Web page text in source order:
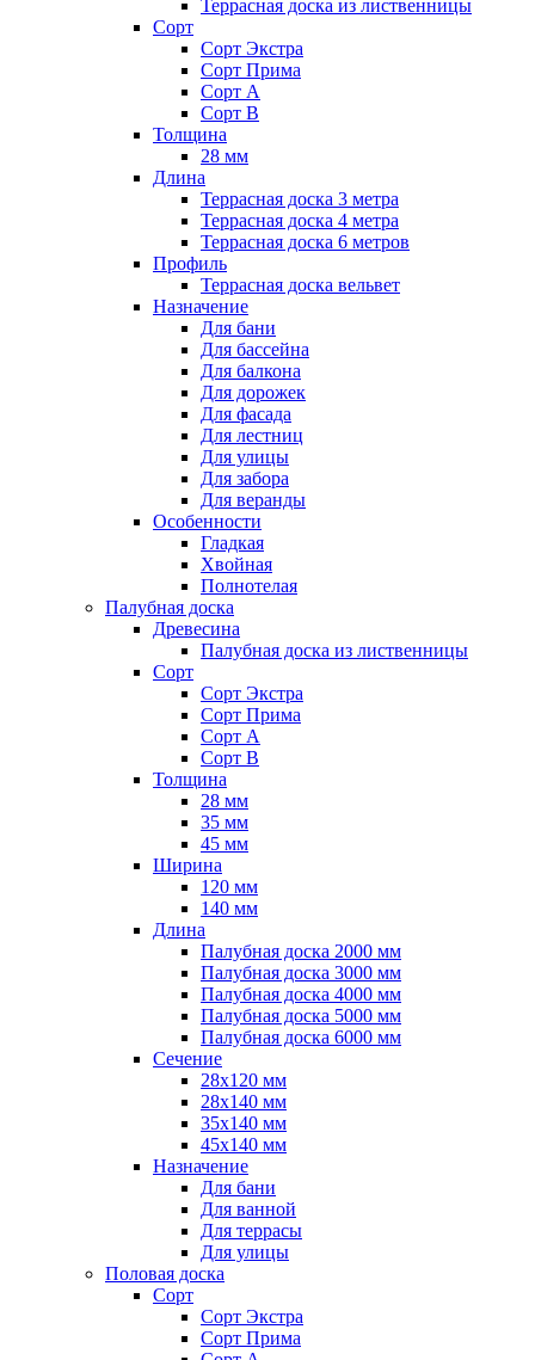
Террасная доска из лиственницы
Сорт
Сорт Экстра
Сорт Прима
Сорт А
Сорт В
Толщина
28 мм
Длина
Террасная доска 3 метра
Террасная доска 4 метра
Террасная доска 6 метров
Профиль
Террасная доска вельвет
Назначение
Для бани
Для бассейна
Для балкона
Для дорожек
Для фасада
Для лестниц
Для улицы
Для забора
Для веранды
Особенности
Гладкая
Хвойная
Полнотелая
Палубная доска
Древесина
Палубная доска из лиственницы
Сорт
Сорт Экстра
Сорт Прима
Сорт A
Сорт B
Толщина
28 мм
35 мм
45 мм
Ширина
120 мм
140 мм
Длина
Палубная доска 2000 мм
Палубная доска 3000 мм
Палубная доска 4000 мм
Палубная доска 5000 мм
Палубная доска 6000 мм
Сечение
28х120 мм
28х140 мм
35х140 мм
45х140 мм
Назначение
Для бани
Для ванной
Для террасы
Для улицы
Половая доска
Сорт
Сорт Экстра
Сорт Прима